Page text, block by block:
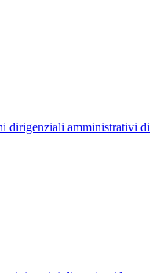
dirigenziali amministrativi di